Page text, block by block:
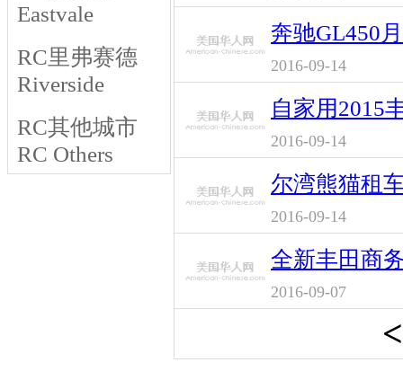
Eastvale
RC里弗赛德
Riverside
RC其他城市
RC Others
奔驰GL450
2016-09-14
自家用2015
2016-09-14
尔湾熊猫租
2016-09-14
全新丰田商
2016-09-07